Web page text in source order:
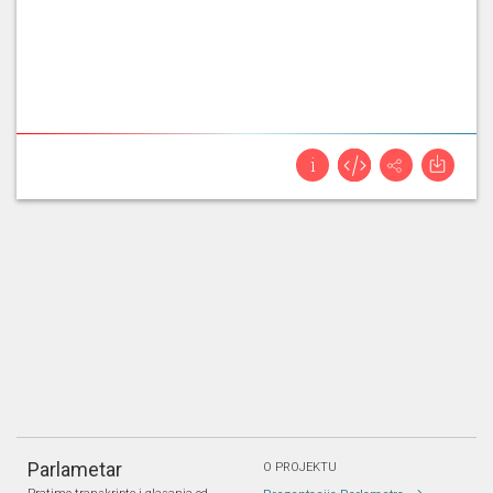
Parlametar
O PROJEKTU